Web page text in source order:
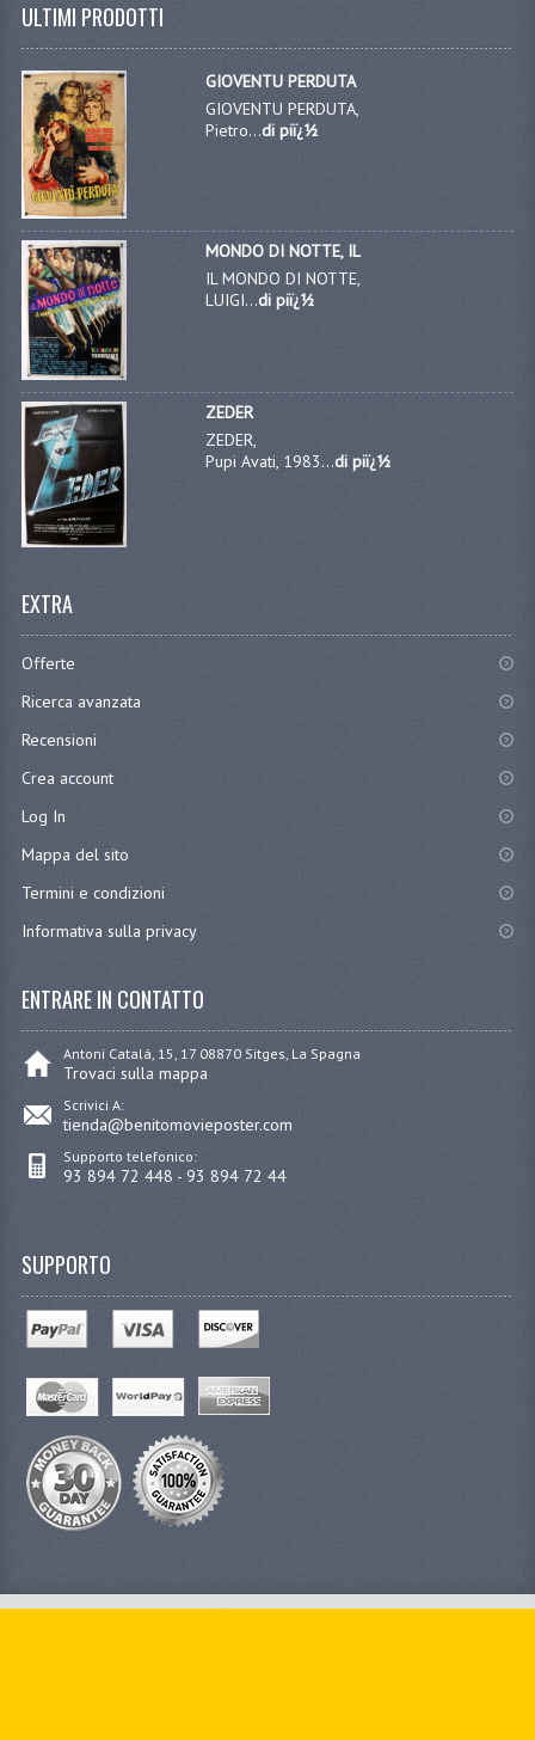
ULTIMI PRODOTTI
GIOVENTU PERDUTA
GIOVENTU PERDUTA,
Pietro...di piï¿½
MONDO DI NOTTE, IL
IL MONDO DI NOTTE,
LUIGI...di piï¿½
ZEDER
ZEDER,
Pupi Avati, 1983...di piï¿½
EXTRA
Offerte
Ricerca avanzata
Recensioni
Crea account
Log In
Mappa del sito
Termini e condizioni
Informativa sulla privacy
ENTRARE IN CONTATTO
Antoni Catalá, 15, 17 08870 Sitges, La Spagna
Trovaci sulla mappa
Scrivici A:
tienda@benitomovieposter.com
Supporto telefonico:
93 894 72 448 - 93 894 72 44
SUPPORTO